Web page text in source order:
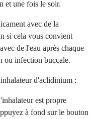
et une fois le soir.
avec de la
si cela vous convient
de l'eau après chaque
ou infection buccale.
d'aclidinium :
est propre
à fond sur le bouton